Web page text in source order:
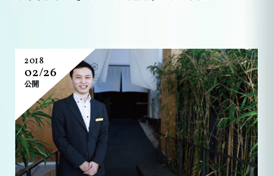
2018
02/26
公開